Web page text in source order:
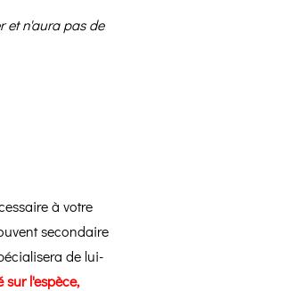
et n'aura pas de
à votre
secondaire
de lui-
l'espèce,